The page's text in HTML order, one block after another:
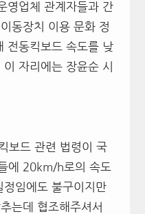
영업체 관계자들과 간
동장치 이용 문화 정
전동킥보드 속도를 낮
자리에는 장윤순 시
보드 관련 법령이 국
에 20km/h로의 속도
임에도 불구이지만
는데 협조해주셔서